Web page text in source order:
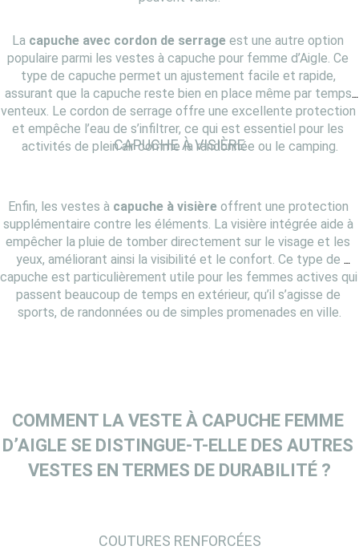
La capuche avec cordon de serrage est une autre option
populaire parmi les vestes à capuche pour femme d’Aigle. Ce
type de capuche permet un ajustement facile et rapide,
assurant que la capuche reste bien en place même par temps
venteux. Le cordon de serrage offre une excellente protection
et empêche l’eau de s’infiltrer, ce qui est essentiel pour les
activités de plein air comme la randonnée ou le camping.
CAPUCHE À VISIÈRE
Enfin, les vestes à capuche à visière offrent une protection
supplémentaire contre les éléments. La visière intégrée aide à
empêcher la pluie de tomber directement sur le visage et les
yeux, améliorant ainsi la visibilité et le confort. Ce type de
capuche est particulièrement utile pour les femmes actives qui
passent beaucoup de temps en extérieur, qu’il s’agisse de
sports, de randonnées ou de simples promenades en ville.
COMMENT LA VESTE À CAPUCHE FEMME
D’AIGLE SE DISTINGUE-T-ELLE DES AUTRES
VESTES EN TERMES DE DURABILITÉ ?
COUTURES RENFORCÉES